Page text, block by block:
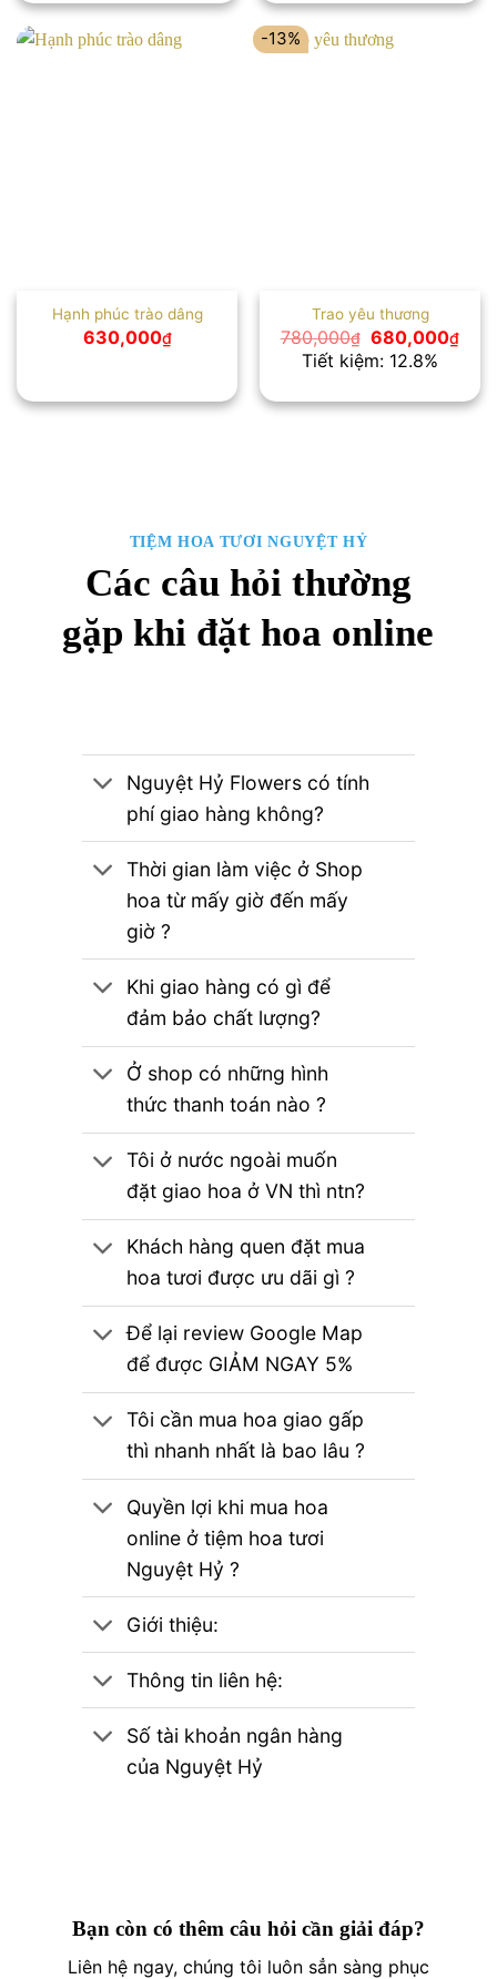
1,300,000₫.là:
1,100,000₫.
Hạnh phúc trào dâng
630,000₫
-13%
Trao yêu thương
780,000₫ Giá
gốc
là:
680,000₫Giá
là:
Tiết kiệm: 12.8%
TIỆM HOA TƯƠI NGUYỆT HỶ
Các câu hỏi thường
gặp khi đặt hoa online
Nguyệt Hỷ Flowers có tính
phí giao hàng không?
Thời gian làm việc ở Shop
hoa từ mấy giờ đến mấy
giờ ?
Khi giao hàng có gì để
đảm bảo chất lượng?
Ở shop có những hình
thức thanh toán nào ?
Tôi ở nước ngoài muốn
đặt giao hoa ở VN thì ntn?
Khách hàng quen đặt mua
hoa tươi được ưu dãi gì ?
Để lại review Google Map
để được GIẢM NGAY 5%
Tôi cần mua hoa giao gấp
thì nhanh nhất là bao lâu ?
Quyền lợi khi mua hoa
online ở tiệm hoa tươi
Nguyệt Hỷ ?
Giới thiệu:
Thông tin liên hệ:
Số tài khoản ngân hàng
của Nguyệt Hỷ
Bạn còn có thêm câu hỏi cần giải đáp?
Liên hệ ngay, chúng tôi luôn sẳn sàng phục